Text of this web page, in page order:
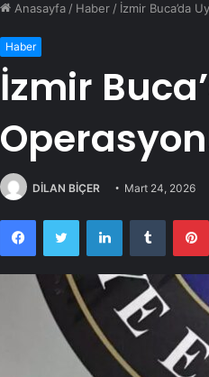
Anasayfa / Haber / İzmir Buca’da
Haber
İzmir
DİLAN BİÇER Mart 24, 2026
FacebookTwitter LinkedInTumblr